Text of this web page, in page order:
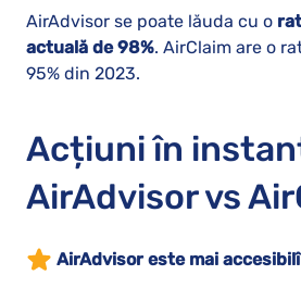
AirAdvisor se poate lăuda cu o
actuală de 98%. AirClaim are o
95% din 2023.
Acțiuni în
AirAdvisor vs
AirAdvisor este mai accesibilî